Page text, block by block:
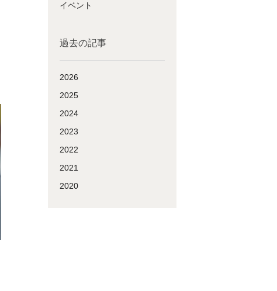
イベント
過去の記事
2026
2025
2024
2023
2022
2021
2020